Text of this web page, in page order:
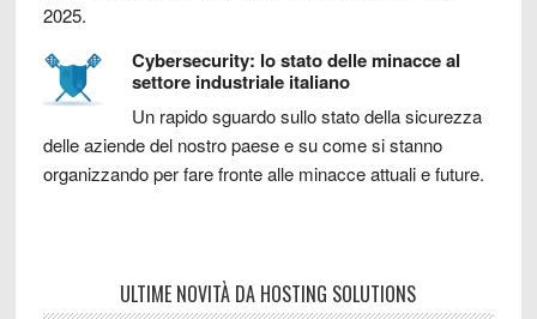
2025.
Cybersecurity: lo stato delle minacce al
settore industriale italiano
Un rapido sguardo sullo stato della sicurezza
delle aziende del nostro paese e su come si stanno
organizzando per fare fronte alle minacce attuali e future.
ULTIME NOVITÀ DA HOSTING SOLUTIONS